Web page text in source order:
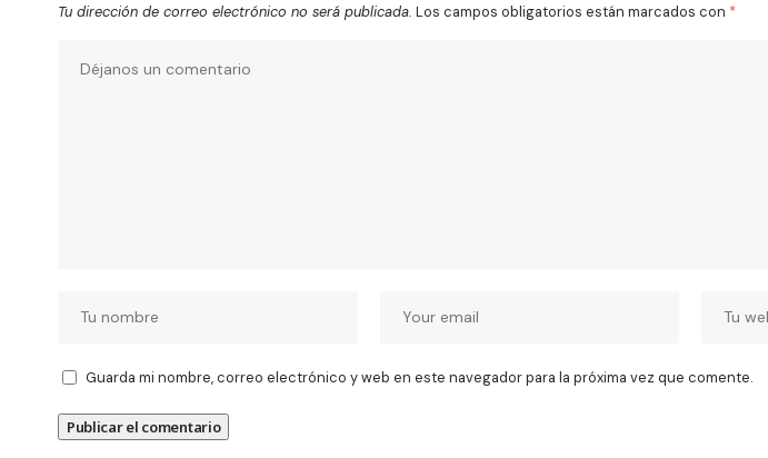
Tu dirección de correo electrónico no será publicada. Los campos obligatorios están marcados con *
Guarda mi nombre, correo electrónico y web en este navegador para la próxima vez que comente.